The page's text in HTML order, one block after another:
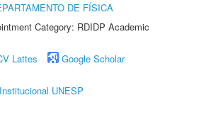
DE FÍSICA
Category: RDIDP Academic
Lattes
Google Scholar
UNESP